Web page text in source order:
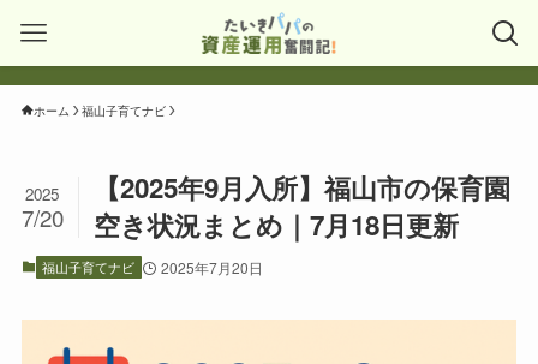
ホーム 福山子育てナビ
【2025年9月入所】福山市の保育園
空き状況まとめ｜7月18日更新
2025
7/20
福山子育てナビ 2025年7月20日